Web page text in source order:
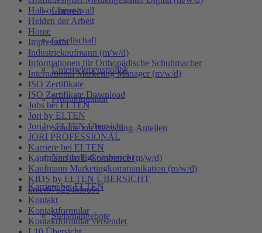
Umwelt
Gesellschaft
Unternehmenspolitik
Produktqualität
Schuhe mit Recycling-Anteilen
Nachhaltigkeitsbericht
Karriere bei ELTEN
Stellenangebote
Hall-of-fame-wall
Helden der Arbeit
Home
Impressum
Industriekaufmann (m/w/d)
Informationen für Orthopädische Schuhmacher
International Marketing Manager (m/w/d)
ISO Zertifikate
ISO Zertifikate Download
Jobs bei ELTEN
Jori by ELTEN
Jori by ELTEN Übersicht
JORI PROFESSIONAL
Karriere bei ELTEN
Kaufmann im E-Commerce (m/w/d)
Kaufmann Marketingkommunikation (m/w/d)
KIDS by ELTEN ÜBERSICHT
koier978234klou9s
Kontakt
Kontaktformular
Kontaktformular versendet